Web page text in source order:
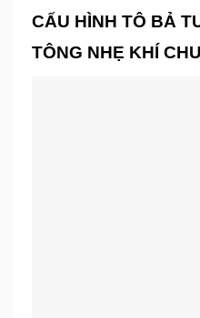
CẤU HÌNH TÔ BẢ
TÔNG NHẸ KHÍ